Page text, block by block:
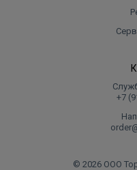
+7
© 2026 ООО